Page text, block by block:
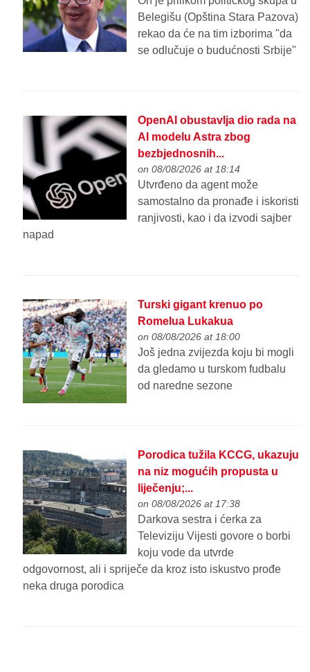
Belegišu (Opština Stara Pazova)
rekao da će na tim izborima "da
se odlučuje o budućnosti Srbije"
OpenAI obustavlja dio rada na
AI modelu Astra zbog
bezbjednosnih...
on 08/08/2026 at 18:14
Utvrđeno da agent može
samostalno da pronađe i iskoristi
ranjivosti, kao i da izvodi sajber
napad
Turski gigant krenuo po
Romelua Lukakua
on 08/08/2026 at 18:00
Još jedna zvijezda koju bi mogli
da gledamo u turskom fudbalu
od naredne sezone
Porodica tužila KCCG, ukazuju
na niz mogućih propusta u
liječenju;...
on 08/08/2026 at 17:38
Darkova sestra i ćerka za
Televiziju Vijesti govore o borbi
koju vode da utvrde
odgovornost, ali i spriječe da kroz isto iskustvo prođe
neka druga porodica